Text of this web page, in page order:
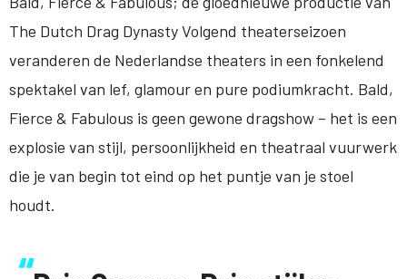
The Dutch Drag Dynasty Volgend theaterseizoen
veranderen de Nederlandse theaters in een fonkelend
spektakel van lef, glamour en pure podiumkracht. Bald,
Fierce & Fabulous is geen gewone dragshow – het is een
explosie van stijl, persoonlijkheid en theatraal vuurwerk
die je van begin tot eind op het puntje van je stoel
houdt.